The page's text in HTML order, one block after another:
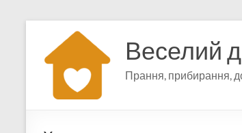
содержимому
Веселий
Прання, прибирання,